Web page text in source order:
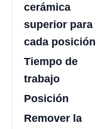
cerámica
superior para
cada posición
Tiempo de
trabajo
Posición
Remover la